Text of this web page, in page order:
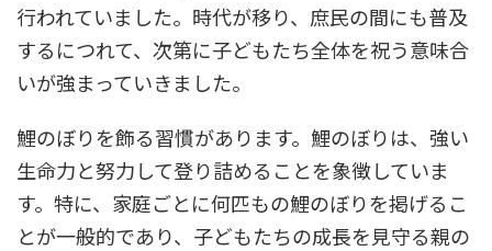
行われていました。時代が移り、庶民の間にも普及
するにつれて、次第に子どもたち全体を祝う意味合
いが強まっていきました。
鯉のぼりを飾る習慣があります。鯉のぼりは、強い
生命力と努力して登り詰めることを象徴していま
す。特に、家庭ごとに何匹もの鯉のぼりを掲げるこ
とが一般的であり、子どもたちの成長を見守る親の